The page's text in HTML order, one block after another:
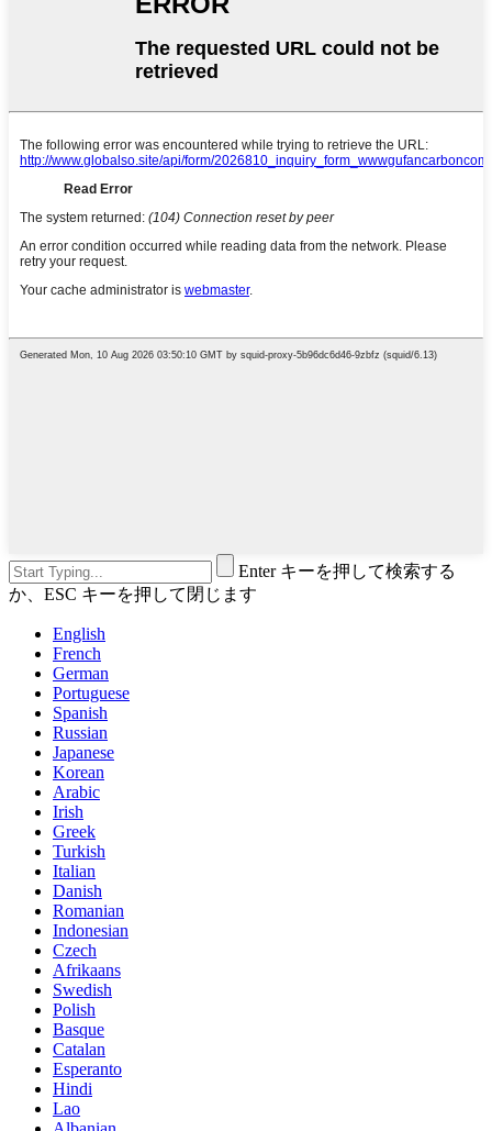
Enter キーを押して検索する
か、ESC キーを押して閉じます
English
French
German
Portuguese
Spanish
Russian
Japanese
Korean
Arabic
Irish
Greek
Turkish
Italian
Danish
Romanian
Indonesian
Czech
Afrikaans
Swedish
Polish
Basque
Catalan
Esperanto
Hindi
Lao